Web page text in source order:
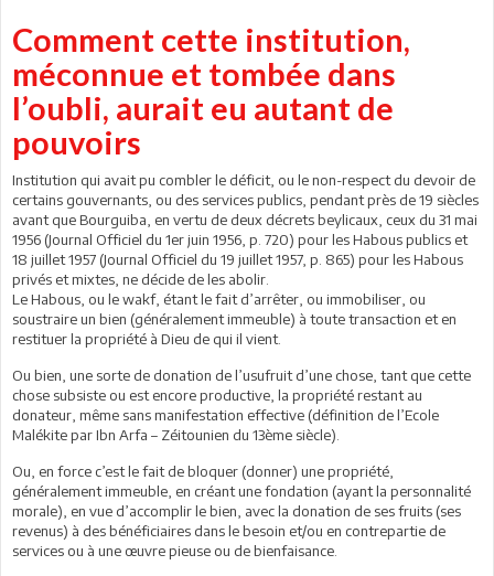
Comment cette institution,
méconnue et tombée dans
l’oubli, aurait eu autant de
pouvoirs
Institution qui avait pu combler le déficit, ou le non-respect du devoir de
certains gouvernants, ou des services publics, pendant près de 19 siècles
avant que Bourguiba, en vertu de deux décrets beylicaux, ceux du 31 mai
1956 (Journal Officiel du 1er juin 1956, p. 720) pour les Habous publics et
18 juillet 1957 (Journal Officiel du 19 juillet 1957, p. 865) pour les Habous
privés et mixtes, ne décide de les abolir.
Le Habous, ou le wakf, étant le fait d’arrêter, ou immobiliser, ou
soustraire un bien (généralement immeuble) à toute transaction et en
restituer la propriété à Dieu de qui il vient.
Ou bien, une sorte de donation de l’usufruit d’une chose, tant que cette
chose subsiste ou est encore productive, la propriété restant au
donateur, même sans manifestation effective (définition de l’Ecole
Malékite par Ibn Arfa – Zéitounien du 13ème siècle).
Ou, en force c’est le fait de bloquer (donner) une propriété,
généralement immeuble, en créant une fondation (ayant la personnalité
morale), en vue d’accomplir le bien, avec la donation de ses fruits (ses
revenus) à des bénéficiaires dans le besoin et/ou en contrepartie de
services ou à une œuvre pieuse ou de bienfaisance.